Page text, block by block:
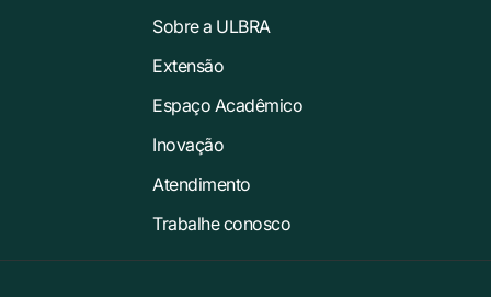
Sobre a ULBRA
Extensão
Espaço Acadêmico
Inovação
Atendimento
Trabalhe conosco